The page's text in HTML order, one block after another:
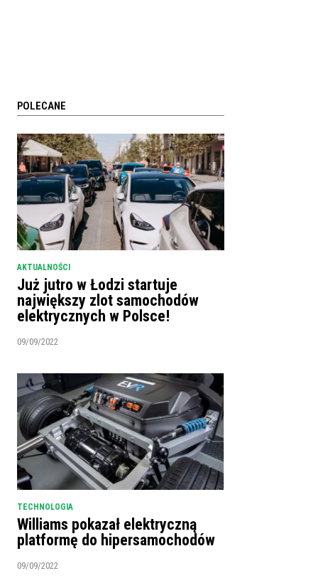
POLECANE
AKTUALNOŚCI
Już jutro w Łodzi startuje
największy zlot samochodów
elektrycznych w Polsce!
09/09/2022
TECHNOLOGIA
Williams pokazał elektryczną
platformę do hipersamochodów
09/09/2022